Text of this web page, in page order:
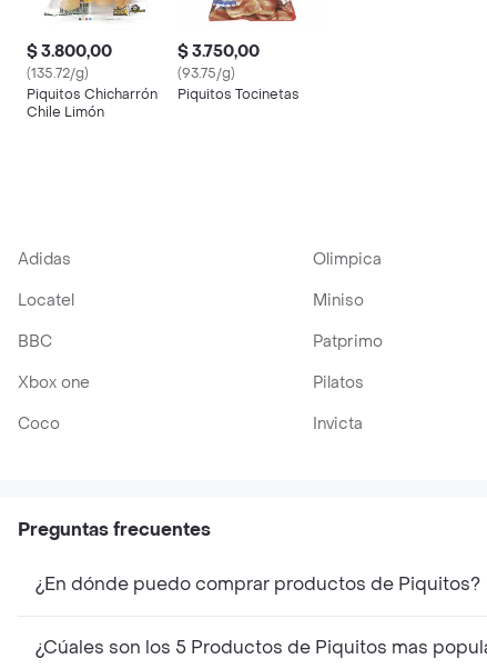
$ 3.800,00
(135.72/g)
Piquitos Chicharrón
Chile Limón
$ 3.750,00
(93.75/g)
Piquitos Tocinetas
Adidas Olimpica
Locatel
Miniso
BBC
Patprimo
Xbox one
Pilatos
Coco
Invicta
Preguntas frecuentes
¿En dónde puedo comprar productos de Piquitos?
¿Cúales son los 5 Productos de Piquitos mas